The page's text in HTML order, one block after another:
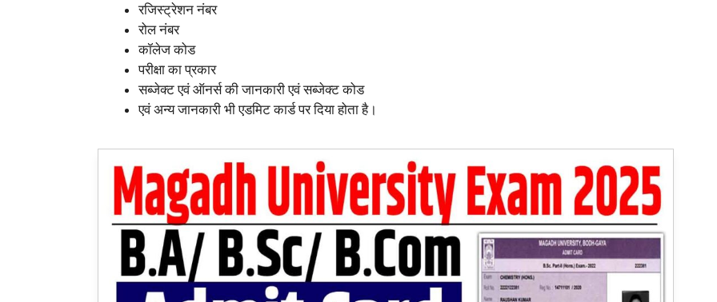
रजिस्ट्रेशन नंबर
रोल नंबर
कॉलेज कोड
परीक्षा का प्रकार
सब्जेक्ट एवं ऑनर्स की जानकारी एवं सब्जेक्ट कोड
एवं अन्य जानकारी भी एडमिट कार्ड पर दिया होता है।